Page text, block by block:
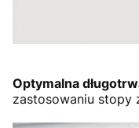
Optymalna
zastosowaniu stopy